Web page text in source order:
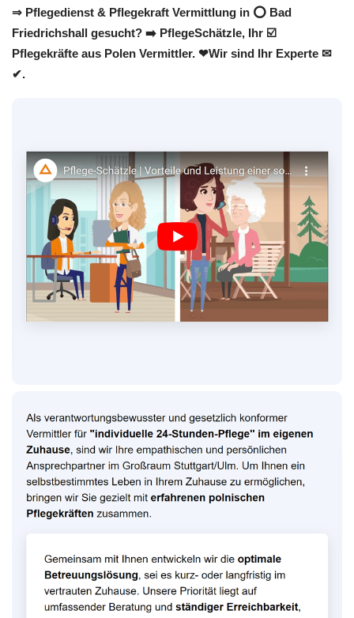
⇒ Pflegedienst & Pflegekraft Vermittlung in ⭕ Bad
Friedrichshall gesucht? ➡️ PflegeSchätzle, Ihr ☑️
Pflegekräfte aus Polen Vermittler. ❤Wir sind Ihr Experte ✉
✔.